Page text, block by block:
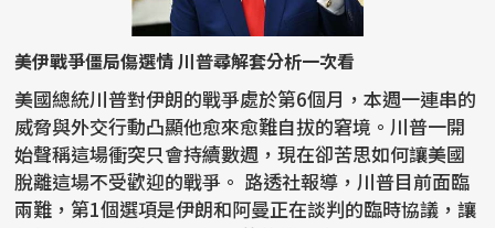
美伊戰爭僵局傷選情 川普尋解套分析一次看
美國總統川普對伊朗的戰爭處於第6個月，本週一連串的
威脅與外交行動凸顯他愈來愈難自拔的窘境。川普一開
始聲稱這場衝突只會持續數週，現在卻苦思如何讓美國
脫離這場不受歡迎的戰爭。 路透社報導，川普目前面臨
兩難，第1個選項是伊朗和阿曼正在談判的臨時協議，讓